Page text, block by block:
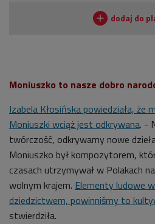
Moniuszko to nasze dobro
Izabela Kłosińska powiedziała, że
Moniuszki wciąż jest odkrywana. -
twórczość, odkrywamy nowe
Moniuszko był kompozytorem,
czasach utrzymywał w Polakach
wolnym krajem. Elementy ludowe
dziedzictwem, powinniśmy to
stwierdziła.